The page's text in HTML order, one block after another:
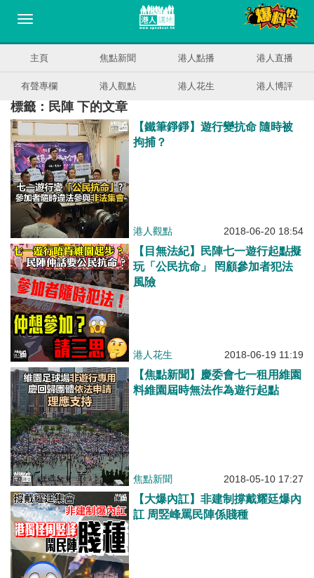
主頁 焦點新聞 港人點播 港人直播
有聲專欄 港人觀點 港人花生 港人博評
標籤：民陣 下的文章
【鐵筆錚錚】遊行變抗命 隨時被
拘捕？
港人觀點 2018-06-20 18:54
【目無法紀】民陣七一遊行起點擬
玩「公民抗命」 罔顧參加者犯法
風險
港人花生 2018-06-19 11:19
【焦點新聞】慶委會七一租用維園
料維園屆時無法作為遊行起點
焦點新聞 2018-05-10 17:27
【大爆內訌】非建制撐戴耀廷爆內
訌 周竪峰罵民陣係賤種